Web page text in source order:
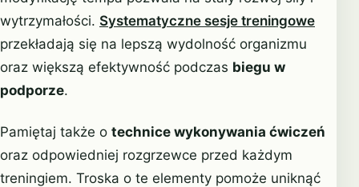
wytrzymałości. Systematyczne sesje treningowe
przekładają się na lepszą wydolność organizmu
oraz większą efektywność podczas biegu w
podporze.
Pamiętaj także o technice wykonywania ćwiczeń
oraz odpowiedniej rozgrzewce przed każdym
treningiem. Troska o te elementy pomoże uniknąć